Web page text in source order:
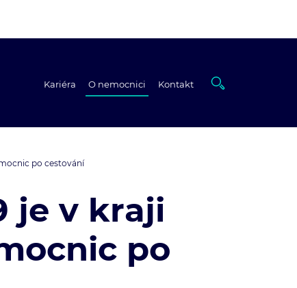
Kariéra O nemocnici Kontakt
po cestování
je v kraji
po